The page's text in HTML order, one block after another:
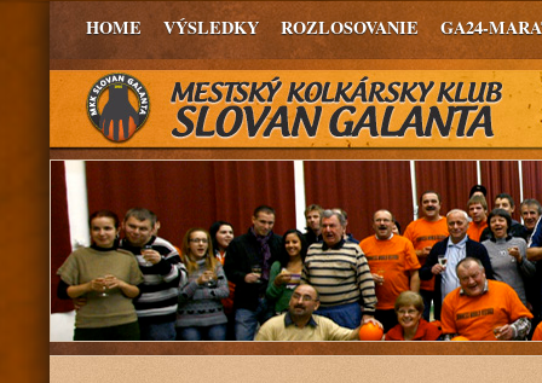
HOME VÝSLEDKY ROZLOSOVANIE GA24-